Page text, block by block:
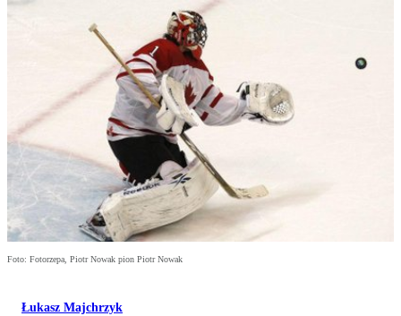
Foto: Fotorzepa, Piotr Nowak pion Piotr Nowak
Łukasz Majchrzyk